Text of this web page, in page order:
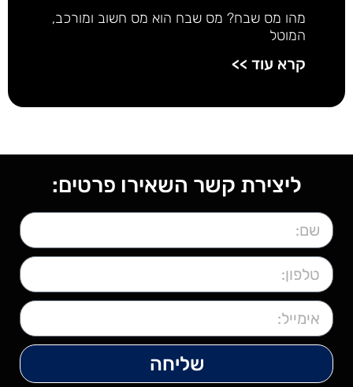
מהו מס שבח? מס שבח הוא מס חשוב ומורכב,
המוטל
קרא עוד >>
ליצירת קשר השאירו פרטים:
שליחה